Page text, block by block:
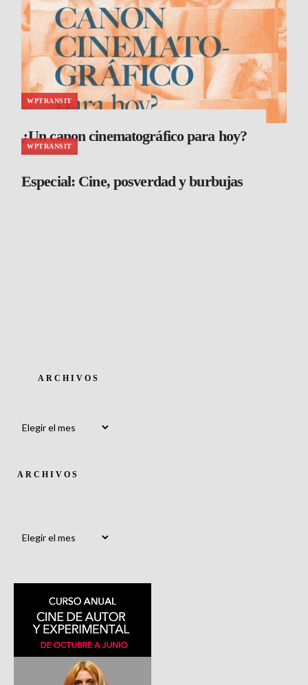
WPTRANSIT
¿Un canon cinematográfico para hoy?
WPTRANSIT
Especial: Cine, posverdad y burbujas
ARCHIVOS
ARCHIVOS